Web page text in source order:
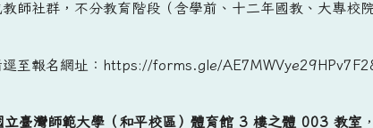
師社群，不分教育階段（含學前、十二年國教、大專校
逕至報名網址：https://forms.gle/
立臺灣師範大學（和平校區）體育館 3 樓之體 003 教室